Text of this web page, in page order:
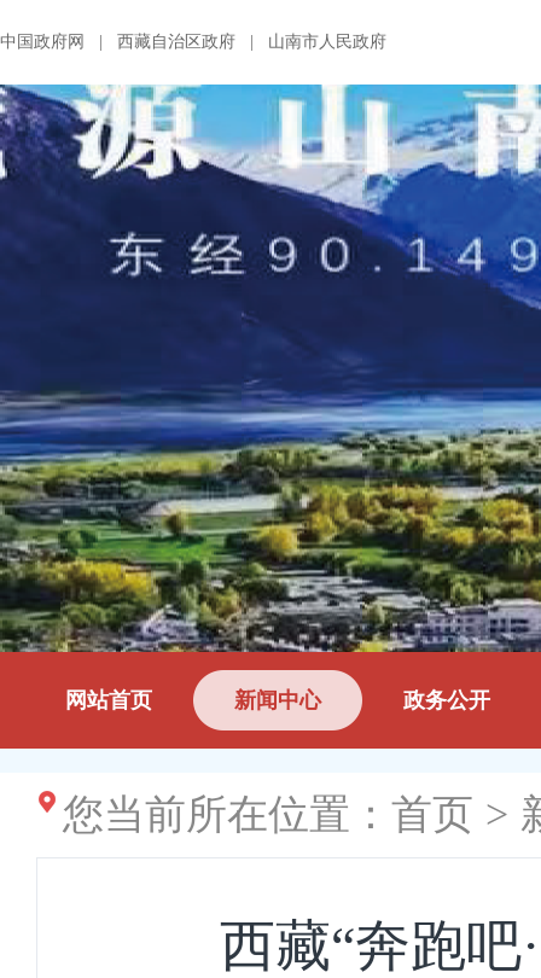
中国政府网 西藏自治区政府 山南市人民政府
网站首页 新闻中心 政务公开
您当前所在位置： 首页 >
西藏“奔跑吧